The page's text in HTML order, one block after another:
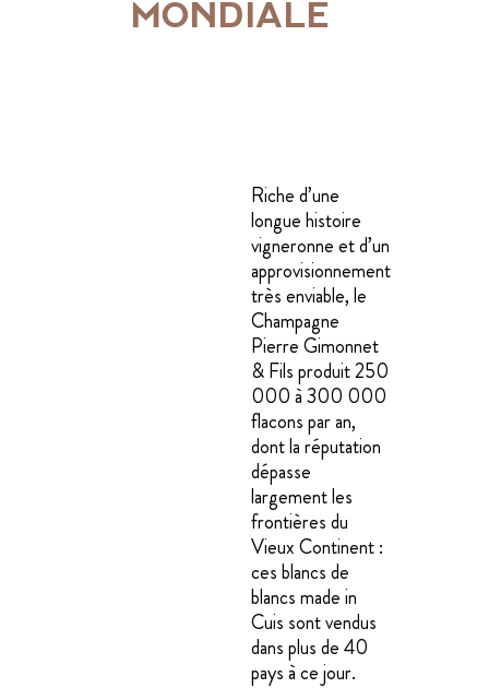
MONDIALE
Riche d’une
longue histoire
vigneronne et d’un
approvisionnement
très enviable, le
Champagne
Pierre Gimonnet
& Fils produit 250
000 à 300 000
flacons par an,
dont la réputation
dépasse
largement les
frontières du
Vieux Continent :
ces blancs de
blancs made in
Cuis sont vendus
dans plus de 40
pays à ce jour.